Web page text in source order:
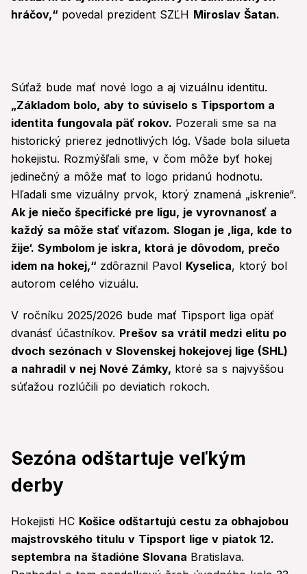
hráčov,“ povedal prezident SZĽH Miroslav Šatan.
Súťaž bude mať nové logo a aj vizuálnu identitu.
„Základom bolo, aby to súviselo s Tipsportom a
identita fungovala päť rokov. Pozerali sme sa na
historický prierez jednotlivých lóg. Všade bola silueta
hokejistu. Rozmýšľali sme, v čom môže byť hokej
jedinečný a môže mať to logo pridanú hodnotu.
Hľadali sme vizuálny prvok, ktorý znamená „iskrenie“.
Ak je niečo špecifické pre ligu, je vyrovnanosť a
každý sa môže stať víťazom. Slogan je ,liga, kde to
žije‘. Symbolom je iskra, ktorá je dôvodom, prečo
idem na hokej,“ zdôraznil Pavol Kyselica, ktorý bol
autorom celého vizuálu.
V ročníku 2025/2026 bude mať Tipsport liga opäť
dvanásť účastníkov. Prešov sa vrátil medzi elitu po
dvoch sezónach v Slovenskej hokejovej lige (SHL)
a nahradil v nej Nové Zámky, ktoré sa s najvyššou
súťažou rozlúčili po deviatich rokoch.
Sezóna odštartuje veľkým
derby
Hokejisti HC Košice odštartujú cestu za obhajobou
majstrovského titulu v Tipsport lige v piatok 12.
septembra na štadióne Slovana Bratislava.